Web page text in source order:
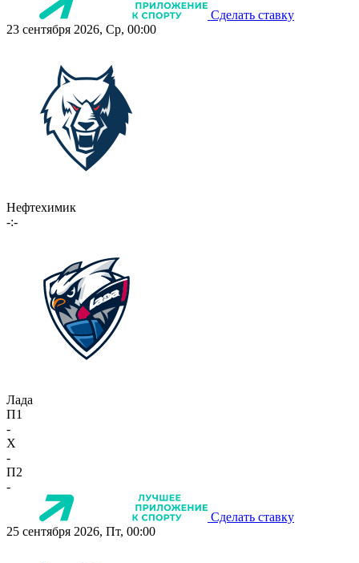
Сделать ставку
23 сентября 2026, Ср, 00:00
Нефтехимик
-:-
Лада
П1
-
X
-
П2
-
Сделать ставку
25 сентября 2026, Пт, 00:00